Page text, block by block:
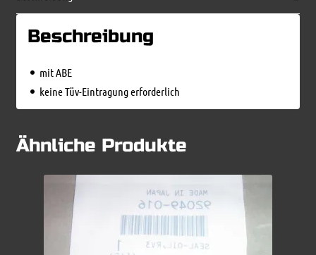
Beschreibung
mit ABE
keine Tüv-Eintragung erforderlich
Ähnliche Produkte